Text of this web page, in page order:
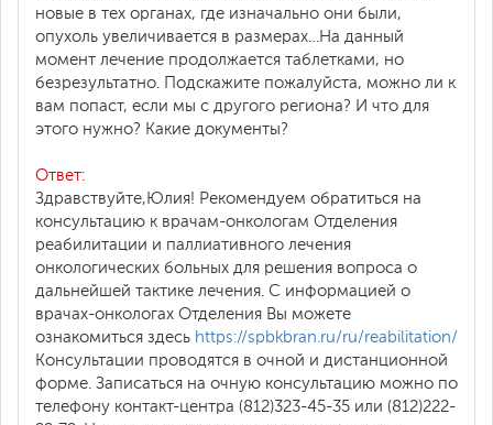
новые в тех органах, где изначально они были,
опухоль увеличивается в размерах…На данный
момент лечение продолжается таблетками, но
безрезультатно. Подскажите пожалуйста, можно ли к
вам попаст, если мы с другого региона? И что для
этого нужно? Какие документы?
Ответ:
Здравствуйте,Юлия! Рекомендуем обратиться на
консультацию к врачам-онкологам Отделения
реабилитации и паллиативного лечения
онкологических больных для решения вопроса о
дальнейшей тактике лечения. С информацией о
врачах-онкологах Отделения Вы можете
ознакомиться здесь https://spbkbran.ru/ru/reabilitation/
Консультации проводятся в очной и дистанционной
форме. Записаться на очную консультацию можно по
телефону контакт-центра (812)323-45-35 или (812)222-